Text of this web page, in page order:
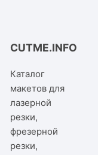
CUTME.INFO
Каталог
макетов для
лазерной
резки,
фрезерной
резки,